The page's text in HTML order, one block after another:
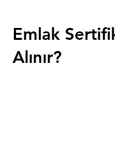
Emlak
Alınır?